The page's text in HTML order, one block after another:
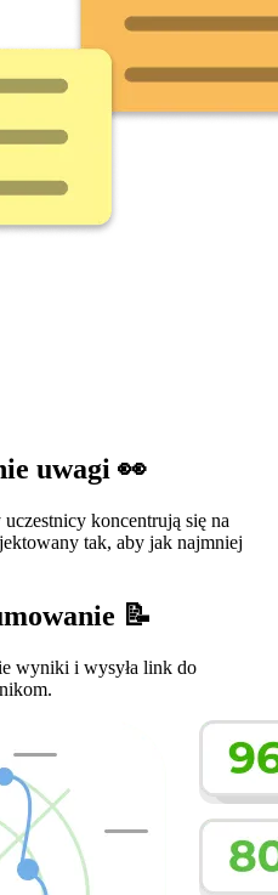
uwagi 👀
koncentrują się na
tak, aby jak najmniej
📝
wyniki i wysyła link do